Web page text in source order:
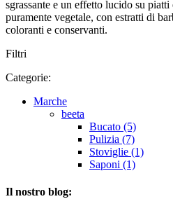
sgrassante e un effetto lucido su
puramente vegetale, con estratti di
coloranti e conservanti.
Filtri
Categorie:
Marche
beeta
Bucato (5)
Pulizia (7)
Stoviglie (1)
Saponi (1)
Il nostro blog: